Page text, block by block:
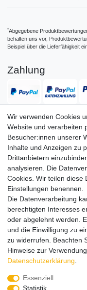
*Abgegebene
behalten uns vor,
Beispiel über die Lieferfähigkeit
Zahlung
Versand
Service Service
Info Info
Kontakt Kontakt
ImpressumAGB
Alle Preise in Euro inkl.
nicht anders
Abbildungen ähnlich.
Wir versenden in die
Wir verwenden Cookies
Website und verarbeiten
Besucher:innen unserer
Inhalte und Anzeigen zu
Drittanbietern
analysieren. Die
Cookies. Wir teilen diese
Einstellungen benennen.
Die Datenverarbeitung
berechtigten Interesses
oder abgelehnt werden.
und die Einwilligung zu
zu widerrufen. Beachten
Hinweise zur
Daten­schutz­erklärung
Essenziell
Statistik